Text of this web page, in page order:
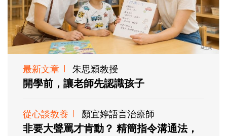
最新文章 朱思穎教授
開學前，讓老師先認識孩子
從心談教養 顏宜婷語言治療師
非要大聲罵才肯動？ 精簡指令溝通法，